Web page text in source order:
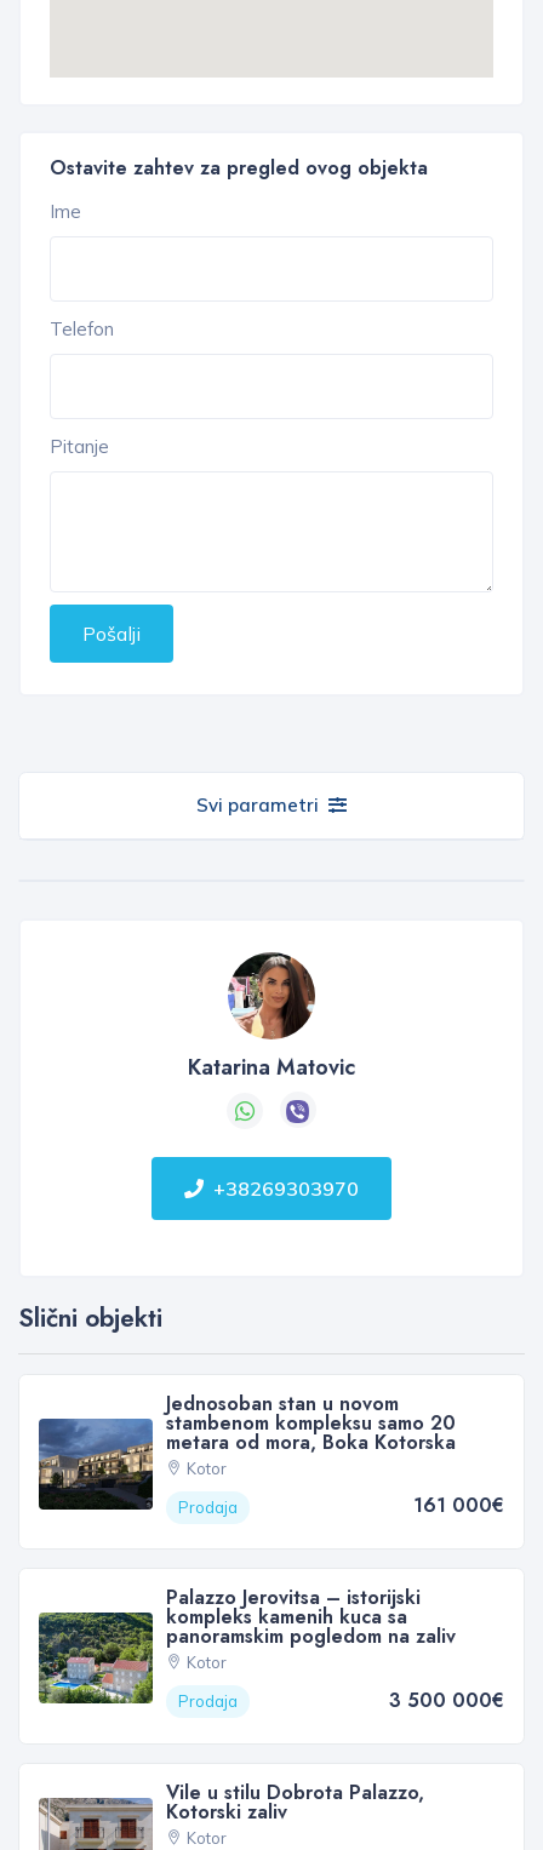
Ostavite zahtev za pregled ovog objekta
Ime
Telefon
Pitanje
Pošalji
Svi parametri
Katarina Matovic
+38269303970
Slični objekti
Jednosoban stan u novom
stambenom kompleksu samo 20
metara od mora, Boka Kotorska
Kotor
Prodaja
161 000€
Palazzo Jerovitsa – istorijski
kompleks kamenih kuca sa
panoramskim pogledom na zaliv
Kotor
Prodaja
3 500 000€
Vile u stilu Dobrota Palazzo,
Kotorski zaliv
Kotor